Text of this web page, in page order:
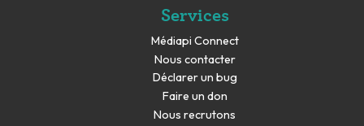
Services
Médiapi Connect
Nous contacter
Déclarer un bug
Faire un don
Nous recrutons